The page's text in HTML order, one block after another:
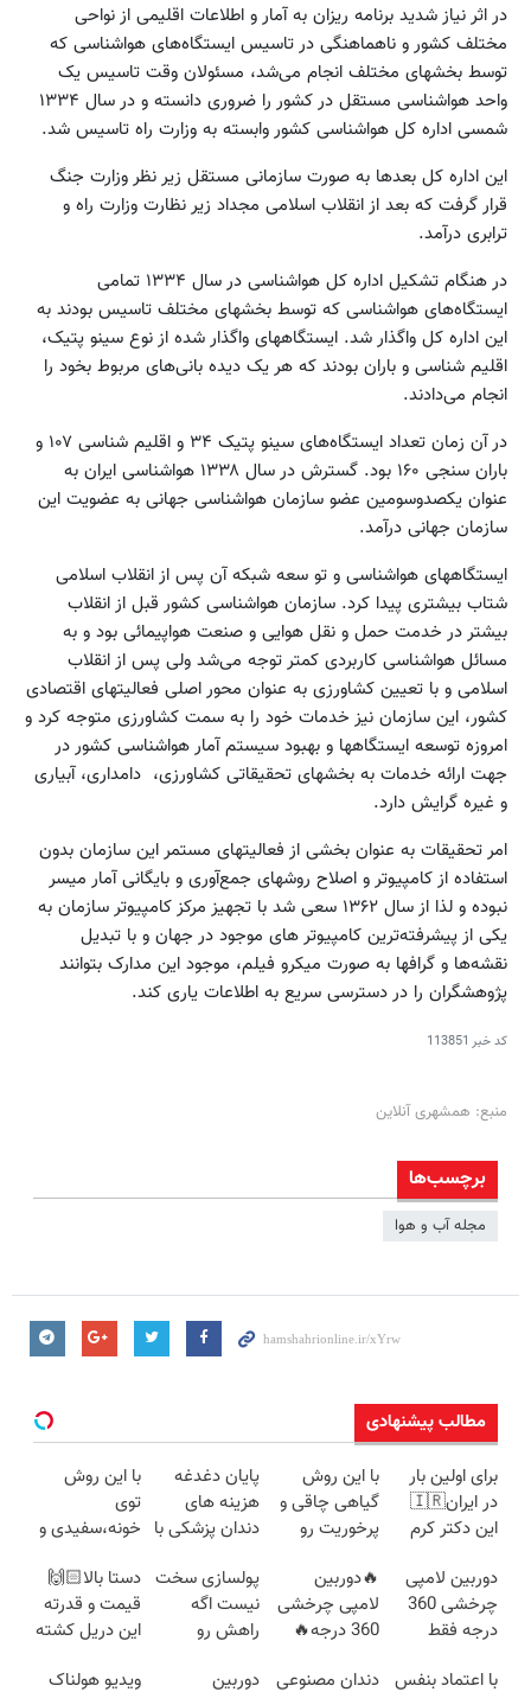
در اثر نیاز شدید برنامه ریزان به آمار و اطلاعات اقلیمی از نواحی
مختلف کشور و ناهماهنگی در تاسیس ایستگاه‌های هواشناسی که
توسط بخشهای مختلف انجام می‌شد، مسئولان وقت تاسیس یک
واحد هواشناسی مستقل در کشور را ضروری دانسته و در سال ۱۳۳۴
شمسی اداره کل هواشناسی کشور وابسته به وزارت راه تاسیس شد.
این اداره کل بعدها به صورت سازمانی مستقل زیر نظر وزارت جنگ
قرار گرفت که بعد از انقلاب اسلامی مجداد زیر نظارت وزارت راه و
ترابری درآمد.
در هنگام تشکیل اداره کل هواشناسی در سال ۱۳۳۴ تمامی
ایستگاه‌های هواشناسی که توسط بخشهای مختلف تاسیس بودند به
این اداره کل واگذار شد. ایستگاههای واگذار شده از نوع سینو پتیک،
اقلیم شناسی و باران بودند که هر یک دیده بانی‌های مربوط بخود را
انجام می‌دادند.
در آن زمان تعداد ایستگاه‌های سینو پتیک ۳۴ و اقلیم شناسی ۱۰۷ و
باران سنجی ۱۶۰ بود. گسترش در سال ۱۳۳۸ هواشناسی ایران به
عنوان یکصدوسومین عضو سازمان هواشناسی جهانی به عضویت این
سازمان جهانی درآمد.
ایستگاههای هواشناسی و تو سعه شبکه آن پس از انقلاب اسلامی
شتاب بیشتری پیدا کرد. سازمان هواشناسی کشور قبل از انقلاب
بیشتر در خدمت حمل و نقل هوایی و صنعت هواپیمائی بود و به
مسائل هواشناسی کاربردی کمتر توجه می‌شد ولی پس از انقلاب
اسلامی و با تعیین کشاورزی به عنوان محور اصلی فعالیتهای اقتصادی
کشور، این سازمان نیز خدمات خود را به سمت کشاورزی متوجه کرد و
امروزه توسعه ایستگاهها و بهبود سیستم آمار هواشناسی کشور در
جهت ارائه خدمات به بخشهای تحقیقاتی کشاورزی، ‌ دامداری، آبیاری
و غیره گرایش دارد.
امر تحقیقات به عنوان بخشی از فعالیتهای مستمر این سازمان بدون
استفاده از کامپیوتر و اصلاح روشهای جمع‌آوری و بایگانی آمار میسر
نبوده و لذا از سال ۱۳۶۲ سعی شد با تجهیز مرکز کامپیوتر سازمان به
یکی از پیشرفته‌ترین کامپیوتر های موجود در جهان و با تبدیل
نقشه‌ها و گرافها به صورت میکرو فیلم، موجود این مدارک بتوانند
پژوهشگران را در دسترسی سریع به اطلاعات یاری کند.
کد خبر 113851
منبع: همشهری آنلاین
برچسب‌ها
مجله آب و هوا
مطالب پیشنهادی
برای اولین بار
در ایران🇮🇷
این دکتر کرم
روزه ساخت!
با این روش
گیاهی چاقی و
پرخوریت رو
پایان دغدغه
هزینه های
دندان پزشکی با
کننده خانگی
با این روش
توی
خونه،سفیدی و
برگردون
(40%off)
دوربین لامپی
چرخشی 360
درجه فقط
🔥 پرداخت
🔥دوربین
لامپی چرخشی
360 درجه🔥
حرکتی
پولسازی سخت
نیست اگه
راهش رو
رایگان "
دستا بالا🙌🏻
قیمت و قدرته
این دریل کشته
با اعتماد بنفس دندان مصنوعی
دوربین
ویدیو هولناک